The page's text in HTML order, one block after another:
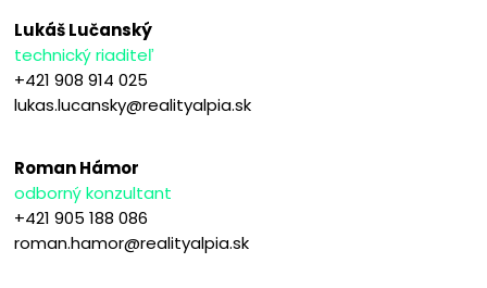
Lukáš Lučanský
technický riaditeľ
+421 908 914 025
lukas.lucansky@realityalpia.sk
Roman Hámor
odborný konzultant
+421 905 188 086
roman.hamor@realityalpia.sk